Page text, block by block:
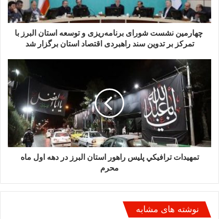
ارتقاء دانش فنی و مدیریتی فعالان این حوزه.
توسعه صادرات: تلاش برای معرفی محصولات و توانمندی‌های
صنعتی استان به بازارهای جهانی و حمایت از صادرکنندگان در جهت
نظارت و کنترل بازار: اجرای برنامه‌های نظارتی برای تنظیم بازار،
جلوگیری از احتکار و گران‌فروشی و اطمینان از دسترسی آسان و
به‌موقع مردم به کالاها و خدمات.
پیگیری پروژه‌های صنعتی و معدنی: نظارت بر پیشرفت فیزیکی و
عملیاتی پروژه‌های کلان صنعتی و معدنی در سطح استان و تلاش
برای رفع موانع اجرایی آن‌ها.
جذب سرمایه‌گذاران داخلی و خارجی در بخش‌های صنعت و معدن
استان.
چهارمین نشست شورای برنامه‌ریزی و توسعه استان البرز با
تمرکز بر تدوین سند راهبردی اقتصاد استان برگزار شد
نوشته های مشابه